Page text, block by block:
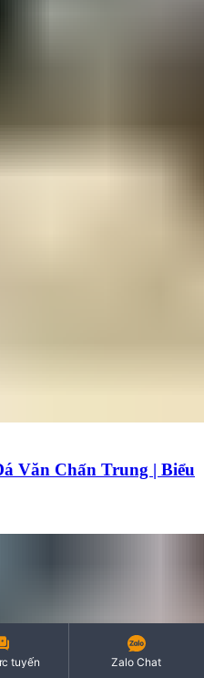
Văn Chấn Trung | Biểu
tuyến Zalo Chat